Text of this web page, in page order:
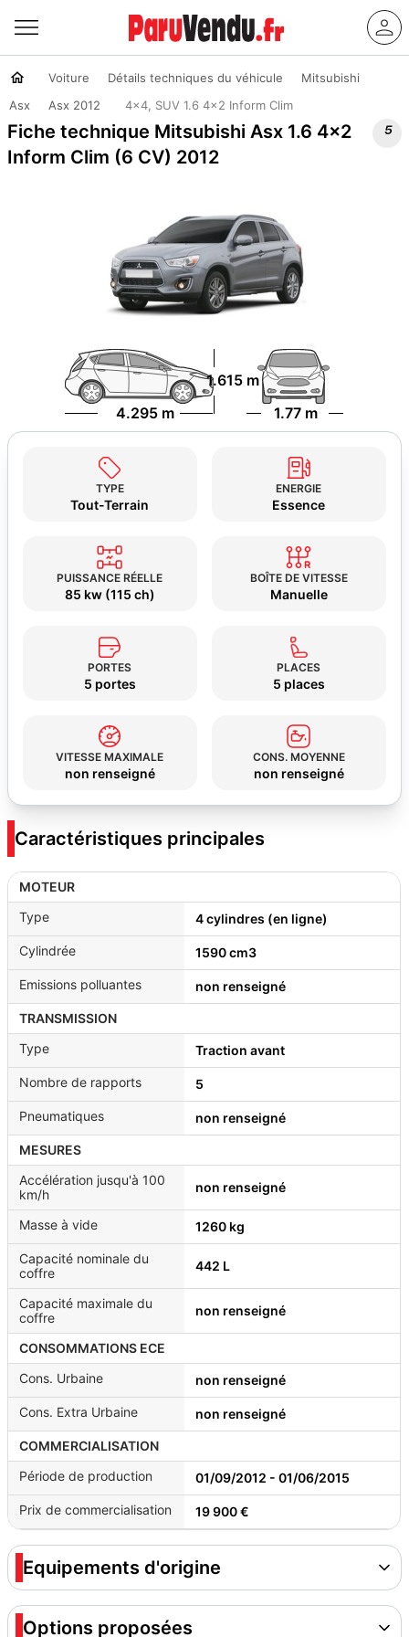
Voiture Détails techniques du véhicule
Mitsubishi
Asx
Asx 2012 4x4, SUV 1.6 4x2 Inform Clim
Fiche technique Mitsubishi Asx 1.6 4x2
Inform Clim (6 CV) 2012

4.295 m 1.77 m
1.615 m
TYPE
Tout-Terrain
ENERGIE
Essence
PUISSANCE RÉELLE
85 kw (115 ch)
BOÎTE DE VITESSE
Manuelle
PORTES
5 portes
PLACES
5 places
VITESSE MAXIMALE
non renseigné
CONS. MOYENNE
non renseigné
Caractéristiques principales
MOTEUR
Type
4 cylindres (en ligne)
Cylindrée 1590 cm3
Emissions polluantes non renseigné
TRANSMISSION
Type
Traction avant
Nombre de rapports 5
Pneumatiques non renseigné
MESURES
Accélération jusqu'à 100
km/h
non renseigné
Masse à vide 1260 kg
Capacité nominale du
coffre
442 L
Capacité maximale du
coffre
non renseigné
CONSOMMATIONS ECE
Cons. Urbaine
non renseigné
Cons. Extra Urbaine non renseigné
COMMERCIALISATION
Période de production
01/09/2012 - 01/06/2015
Prix de commercialisation 19 900 €
Equipements d'origine
Options proposées